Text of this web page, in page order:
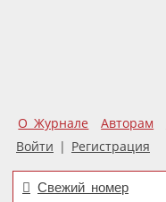
О Журнале Авторам
Войти | Регистрация
Свежий номер